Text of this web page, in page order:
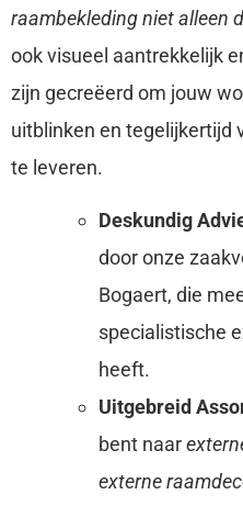
raambekleding niet alleen
ook visueel aantrekkelijk
zijn gecreëerd om jouw
uitblinken en tegelijkertijd
te leveren.
Deskundig
door onze
Bogaert, die
specialistische
heeft.
Uitgebreid
bent naar
externe